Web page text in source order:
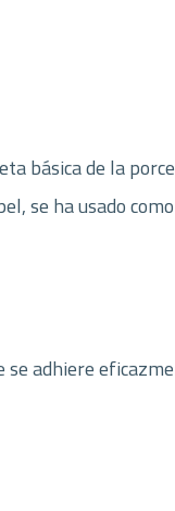
básica de la
se ha usado
adhiere